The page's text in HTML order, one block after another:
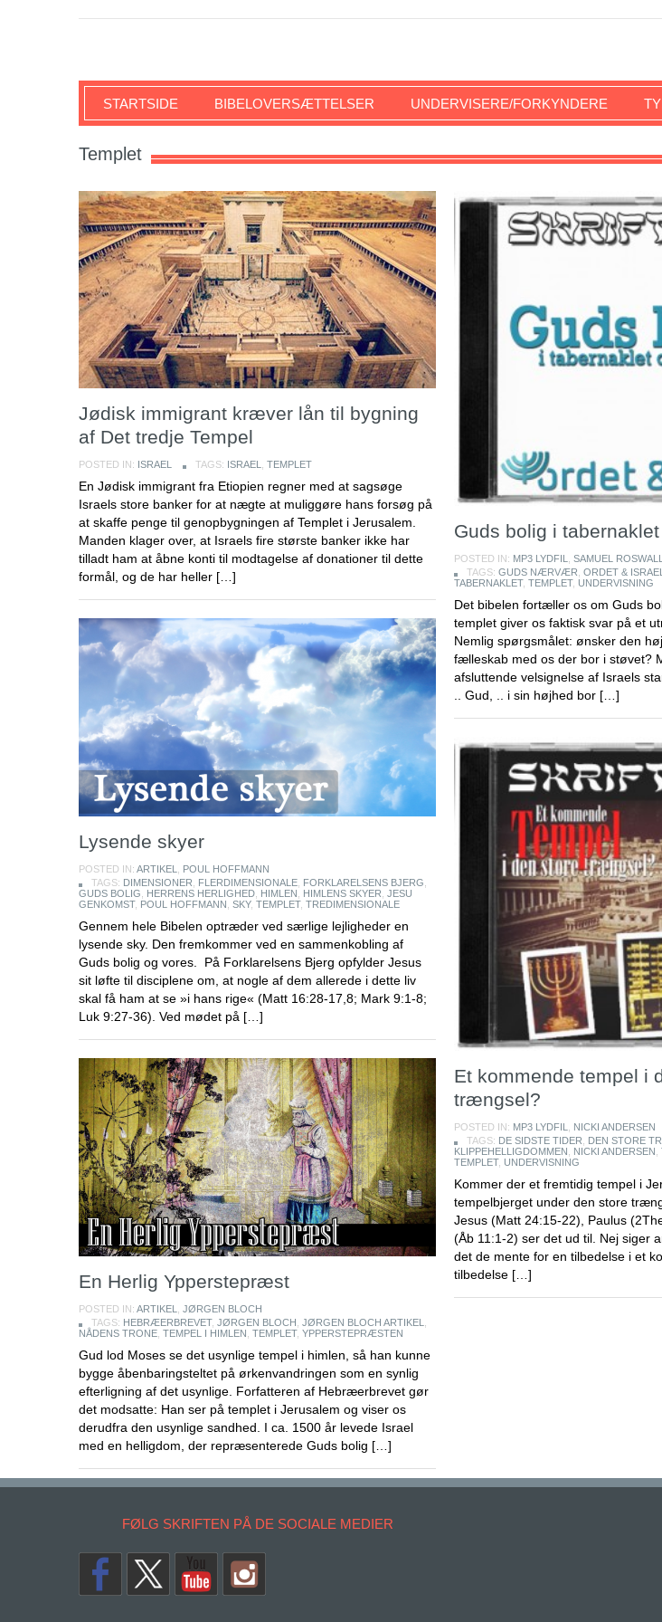
SKRIFTEN
STARTSIDE BIBELOVERSÆTTELSER UNDERVISERE/FORKYNDERE
Templet
Jødisk immigrant kræver lån til bygning
af Det tredje Tempel
POSTED IN: ISRAEL TAGS: ISRAEL TEMPLET
En Jødisk immigrant fra Etiopien regner med at sagsøge
Israels store banker for at nægte at muliggøre hans forsøg på
at skaffe penge til genopbygningen af Templet i Jerusalem.
Manden klager over, at Israels fire største banker ikke har
tilladt ham at åbne konti til modtagelse af donationer til dette
formål, og de har heller […]
Guds bolig i
POSTED IN: MP3 LYDFIL
SAMUEL ROSWALL
TAGS: GUDS NÆRVÆR ORDET & ISRAEL
TABERNAKLET, TEMPLET, UNDERVISNING
Det bibelen fortæller os om Guds
templet giver os faktisk svar på et
Nemlig spørgsmålet: ønsker den
fælleskab med os der bor i støvet?
afsluttende velsignelse af Israels
.. Gud, .. i sin højhed bor […]
Lysende skyer
POSTED IN: ARTIKEL
POUL HOFFMANN
TAGS: DIMENSIONER FLERDIMENSIONALE FORKLARELSENS BJERG
GUDS BOLIG
HERRENS HERLIGHED HIMLEN HIMLENS SKYER JESU
GENKOMST, POUL HOFFMANN SKY, TEMPLET, TREDIMENSIONALE
Gennem hele Bibelen optræder ved særlige lejligheder en
lysende sky. Den fremkommer ved en sammenkobling af
Guds bolig og vores. På Forklarelsens Bjerg opfylder Jesus
sit løfte til disciplene om, at nogle af dem allerede i dette liv
skal få ham at se »i hans rige« (Matt 16:28-17,8; Mark 9:1-8;
Luk 9:27-36). Ved mødet på […]
Et kommende tempel i
trængsel?
POSTED IN: MP3 LYDFIL
NICKI ANDERSEN
TAGS: DE SIDSTE TIDER DEN STORE
KLIPPEHELLIGDOMMEN
NICKI ANDERSEN
TEMPLET, UNDERVISNING
Kommer der et fremtidig tempel i
tempelbjerget under den store
Jesus (Matt 24:15-22), Paulus
(Åb 11:1-2) ser det ud til. Nej siger
det de mente for en tilbedelse i et
tilbedelse […]
En Herlig Ypperstepræst
POSTED IN: ARTIKEL
JØRGEN BLOCH
TAGS: HEBRÆERBREVET, JØRGEN BLOCH JØRGEN BLOCH ARTIKEL
NÅDENS TRONE TEMPEL I HIMLEN TEMPLET, YPPERSTEPRÆSTEN
Gud lod Moses se det usynlige tempel i himlen, så han kunne
bygge åbenbaringsteltet på ørkenvandringen som en synlig
efterligning af det usynlige. Forfatteren af Hebræerbrevet gør
det modsatte: Han ser på templet i Jerusalem og viser os
derudfra den usynlige sandhed. I ca. 1500 år levede Israel
med en helligdom, der repræsenterede Guds bolig […]
FØLG SKRIFTEN PÅ DE SOCIALE MEDIER